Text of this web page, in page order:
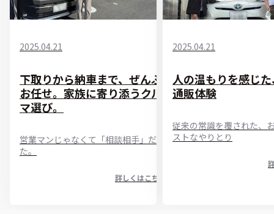
2025.04.21
下取りから納車まで、ぜんぶ
お任せ。家族に寄り添うクル
マ選び。
営業マンじゃなくて「相談相手」だっ
た。
詳しくはこちら
2025.04.21
人の温もりを感じ
通販体験
従来の常識を覆された、
ストなやりとり